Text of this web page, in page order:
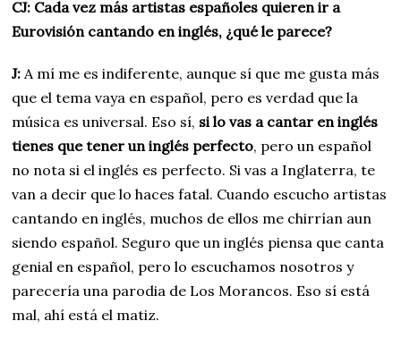
CJ: Cada vez más artistas españoles quieren ir a
Eurovisión cantando en inglés, ¿qué le parece?
J: A mí me es indiferente, aunque sí que me gusta más
que el tema vaya en español, pero es verdad que la
música es universal. Eso sí, si lo vas a cantar en inglés
tienes que tener un inglés perfecto, pero un español
no nota si el inglés es perfecto. Si vas a Inglaterra, te
van a decir que lo haces fatal. Cuando escucho artistas
cantando en inglés, muchos de ellos me chirrían aun
siendo español. Seguro que un inglés piensa que canta
genial en español, pero lo escuchamos nosotros y
parecería una parodia de Los Morancos. Eso sí está
mal, ahí está el matiz.